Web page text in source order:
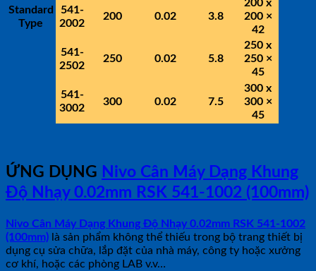
Standard
Type
541-
2002
200 0.02 3.8
200 x
200 ×
42
541-
2502
250 0.02 5.8
250 x
250 ×
45
541-
3002
300 0.02 7.5
300 x
300 ×
45
ỨNG DỤNG Nivo Cân Máy Dạng Khung
Độ Nhạy 0.02mm RSK 541-1002 (100mm)
Nivo Cân Máy Dạng Khung Độ Nhạy 0.02mm RSK 541-1002
(100mm) là sản phẩm không thể thiếu trong bộ trang thiết bị
dụng cụ sửa chữa, lắp đặt của nhà máy, công ty hoặc xưởng
cơ khí, hoặc các phòng LAB v.v…